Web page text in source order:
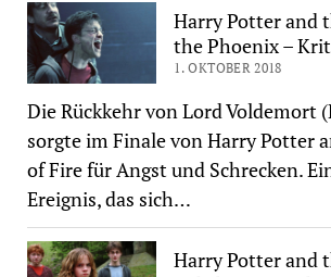
Harry Potter and
the Phoenix –
1. OKTOBER 2018
Die Rückkehr von Lord Voldemort
sorgte im Finale von Harry Potter
of Fire für Angst und Schrecken.
Ereignis, das sich…
Harry Potter and